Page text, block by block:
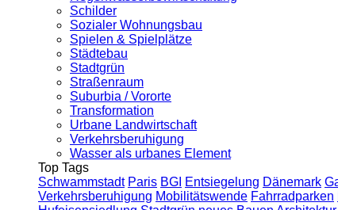
Schilder
Sozialer Wohnungsbau
Spielen & Spielplätze
Städtebau
Stadtgrün
Straßenraum
Suburbia / Vororte
Transformation
Urbane Landwirtschaft
Verkehrsberuhigung
Wasser als urbanes Element
Top Tags
Schwammstadt Paris BGI Entsiegelung Dänemark
Verkehrsberuhigung Mobilitätswende Fahrradparken